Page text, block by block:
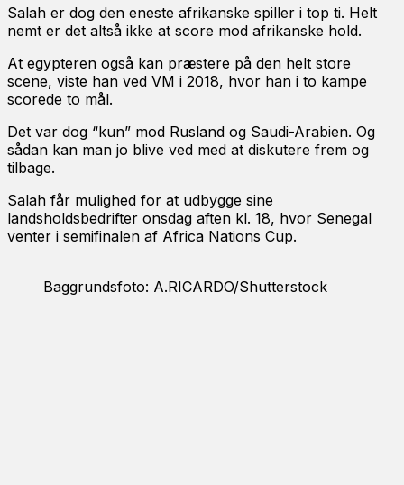
Salah er dog den eneste afrikanske spiller i top ti. Helt
nemt er det altså ikke at score mod afrikanske hold.
At egypteren også kan præstere på den helt store
scene, viste han ved VM i 2018, hvor han i to kampe
scorede to mål.
Det var dog “kun” mod Rusland og Saudi-Arabien. Og
sådan kan man jo blive ved med at diskutere frem og
tilbage.
Salah får mulighed for at udbygge sine
landsholdsbedrifter onsdag aften kl. 18, hvor Senegal
venter i semifinalen af Africa Nations Cup.
Baggrundsfoto: A.RICARDO/Shutterstock